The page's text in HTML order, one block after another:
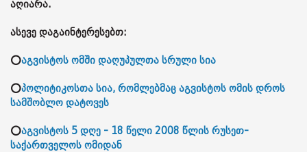
აღიარა.
ასევე დაგაინტერესებთ:
⭕აგვისტოს ომში დაღუპულთა სრული სია
⭕პოლიტიკოსთა სია, რომლებმაც აგვისტოს ომის დროს
სამშობლო დატოვეს
⭕აგვისტოს 5 დღე - 18 წელი 2008 წლის რუსეთ-
საქართველოს ომიდან